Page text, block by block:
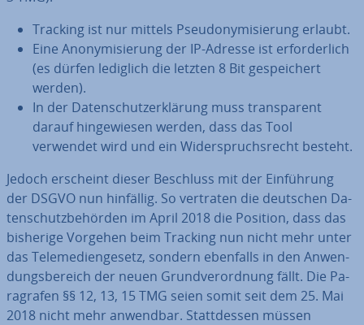
Tracking ist nur mittels Pseud­ony­mi­sie­rung erlaubt.
Eine An­ony­mi­sie­rung der IP-Adresse ist er­for­der­lich
(es dürfen lediglich die letzten 8 Bit ge­spei­chert
werden).
In der Da­ten­schutz­er­klä­rung muss trans­pa­rent
darauf hin­ge­wie­sen werden, dass das Tool
verwendet wird und ein Wi­der­spruchs­recht besteht.
Jedoch erscheint dieser Beschluss mit der Ein­füh­rung
der DSGVO nun hinfällig. So vertraten die deutschen Da­
ten­schutz­be­hör­den im April 2018 die Position, dass das
bisherige Vorgehen beim Tracking nun nicht mehr unter
das Te­le­me­di­en­ge­setz, sondern ebenfalls in den An­wen­
dungs­be­reich der neuen Grund­ver­ord­nung fällt. Die Pa­
ra­gra­fen §§ 12, 13, 15 TMG seien somit seit dem 25. Mai
2018 nicht mehr anwendbar. Statt­des­sen müssen